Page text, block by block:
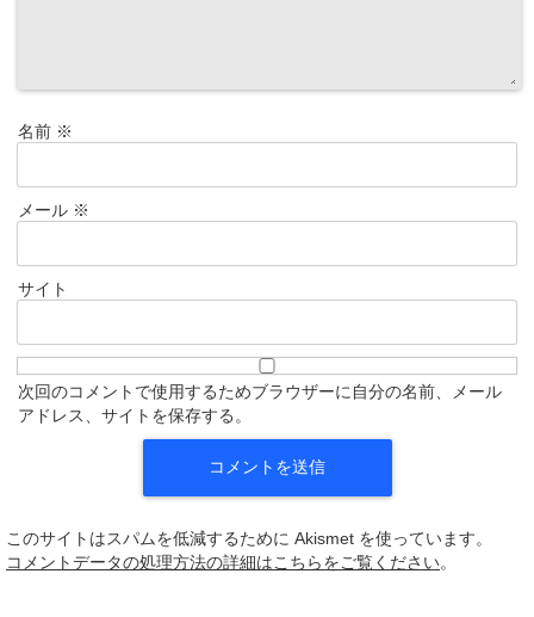
名前 ※
メール ※
サイト
次回のコメントで使用するためブラウザーに自分の名前、メール
アドレス、サイトを保存する。
このサイトはスパムを低減するために Akismet を使っています。
コメントデータの処理方法の詳細はこちらをご覧ください。